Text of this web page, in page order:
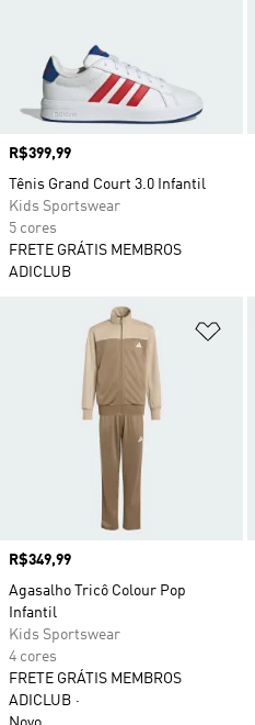
Preço
R$399,99
Tênis Grand Court 3.0 Infantil
Kids Sportswear
5 cores
FRETE GRÁTIS MEMBROS
ADICLUB
Preço
R$349,99
Agasalho Tricô Colour Pop
Infantil
Kids Sportswear
4 cores
FRETE GRÁTIS MEMBROS
ADICLUB